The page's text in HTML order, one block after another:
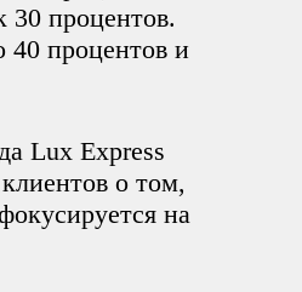
30 процентов.
40 процентов и
Lux Express
о том,
на